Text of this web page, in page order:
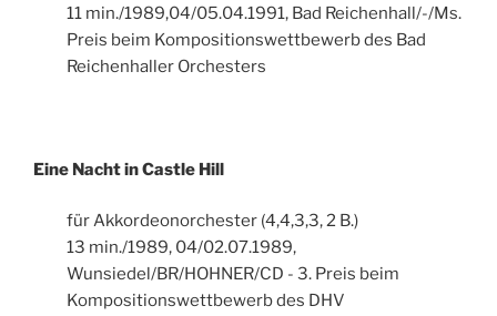
11 min./1989,04/05.04.1991, Bad Reichenhall/-/Ms.
Preis beim Kompositionswettbewerb des Bad
Reichenhaller Orchesters
Eine Nacht in Castle Hill
für Akkordeonorchester (4,4,3,3, 2 B.)
13 min./1989, 04/02.07.1989,
Wunsiedel/BR/HOHNER/CD - 3. Preis beim
Kompositionswettbewerb des DHV